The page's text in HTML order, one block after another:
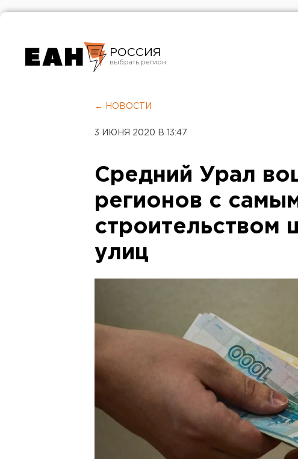
РОССИЯ
Челябинск
← НОВОСТИ
3 ИЮНЯ 2020 В 13:47
Средний Урал
регионов с
строительством
улиц